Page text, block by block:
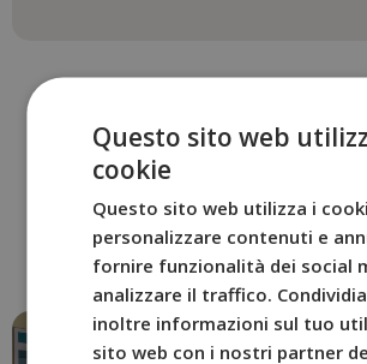
Prenota la camera
The Citadel più
Questo sito web
cookie
Questo sito web utilizza i
personalizzare contenuti e
fornire funzionalità dei social
analizzare il traffico.
inoltre informazioni sul tuo
sito web con i nostri partner